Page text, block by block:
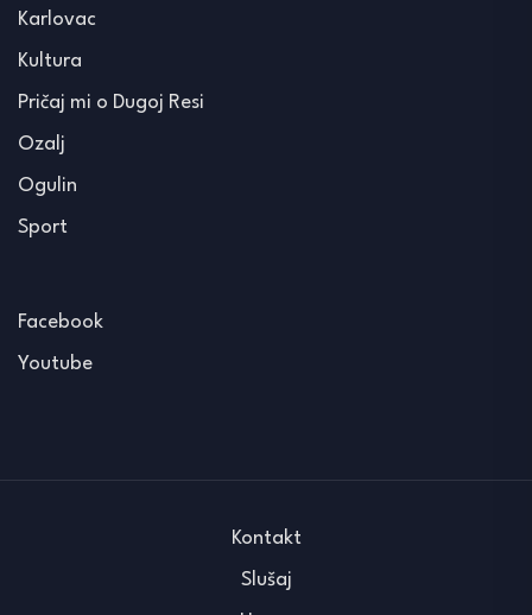
Karlovac
Kultura
Pričaj mi o Dugoj Resi
Ozalj
Ogulin
Sport
Facebook
Youtube
Kontakt
Slušaj